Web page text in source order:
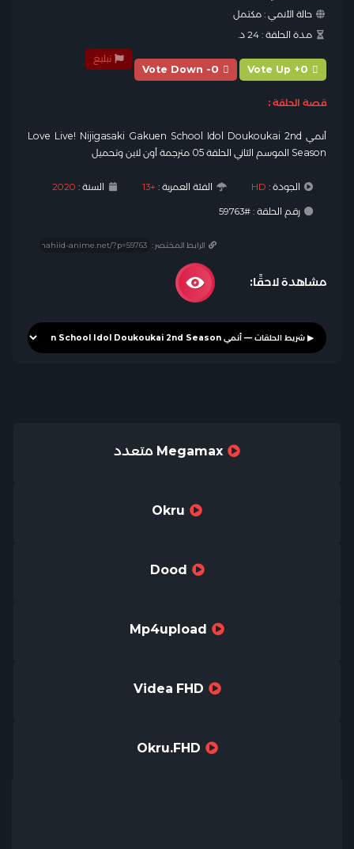
حالة الأنمي :مكتمل
مدة الحلقة :24 د.
Vote Up +0
Vote Down -0
تبليغ
قصة الحلقة :
أنمي Love Live! Nijigasaki Gakuen School Idol Doukoukai 2nd
Season الموسم الثاني الحلقة 05 مترجمة أون لاين وتحميل
الجودة : HD الفئة العمرية : +13 السنة : 2020
رقم الحلقة : #59763
الرابط المختصر :
مشاهدة لاحقًا: